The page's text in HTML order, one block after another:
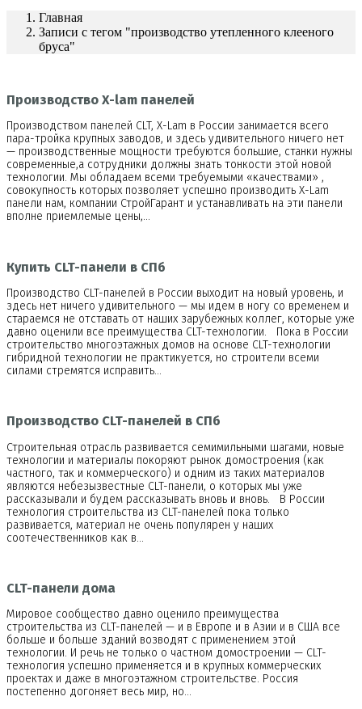
Главная
Записи с тегом "производство утепленного клееного
бруса"
Производство X-lam панелей
Производством панелей CLT, X-Lam в России занимается всего
пара-тройка крупных заводов, и здесь удивительного ничего нет
— производственные мощности требуются большие, станки нужны
современные,а сотрудники должны знать тонкости этой новой
технологии. Мы обладаем всеми требуемыми «качествами» ,
совокупность которых позволяет успешно производить X-Lam
панели нам, компании СтройГарант и устанавливать на эти панели
вполне приемлемые цены,…
Купить CLT-панели в СПб
Производство CLT-панелей в России выходит на новый уровень, и
здесь нет ничего удивительного — мы идем в ногу со временем и
стараемся не отставать от наших зарубежных коллег, которые уже
давно оценили все преимущества CLT-технологии. Пока в России
строительство многоэтажных домов на основе CLT-технологии
гибридной технологии не практикуется, но строители всеми
силами стремятся исправить…
Производство CLT-панелей в СПб
Строительная отрасль развивается семимильными шагами, новые
технологии и материалы покоряют рынок домостроения (как
частного, так и коммерческого) и одним из таких материалов
являются небезызвестные CLT-панели, о которых мы уже
рассказывали и будем рассказывать вновь и вновь. В России
технология строительства из CLT-панелей пока только
развивается, материал не очень популярен у наших
соотечественников как в…
CLT-панели дома
Мировое сообщество давно оценило преимущества
строительства из CLT-панелей — и в Европе и в Азии и в США все
больше и больше зданий возводят с применением этой
технологии. И речь не только о частном домостроении — CLT-
технология успешно применяется и в крупных коммерческих
проектах и даже в многоэтажном строительстве. Россия
постепенно догоняет весь мир, но…